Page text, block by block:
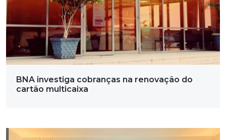
BNA investiga cobranças na renovação do
cartão multicaixa